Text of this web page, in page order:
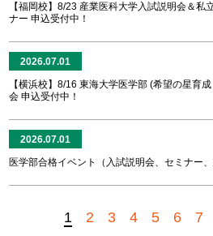
【福岡校】8/23 産業医科大学入試説明会＆私
ナー 申込受付中！
2026.07.01
【横浜校】8/16 東海大学医学部 (希望の星育
会 申込受付中！
2026.07.01
医学部合格イベント（入試説明会、セミナー
1 2 3 4 5 6 7